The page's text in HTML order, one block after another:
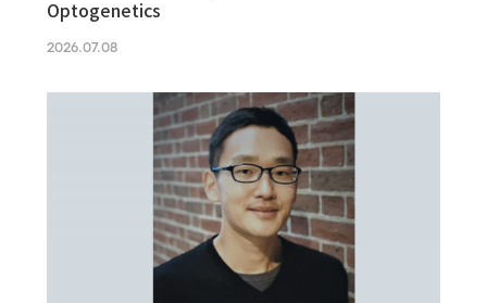
Optogenetics
2026.07.08